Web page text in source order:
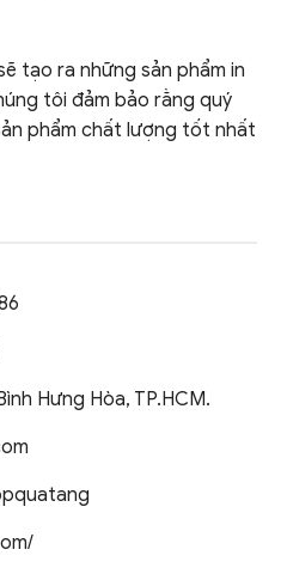
tạo ra những sản phẩm in
tôi đảm bảo rằng quý
phẩm chất lượng tốt nhất
Hưng Hòa, TP.HCM.